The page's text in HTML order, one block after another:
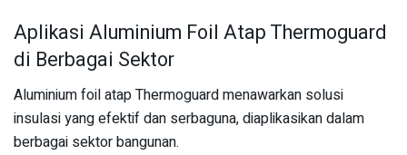
Aplikasi Aluminium Foil Atap Thermoguard
di Berbagai Sektor
Aluminium foil atap Thermoguard menawarkan solusi
insulasi yang efektif dan serbaguna, diaplikasikan dalam
berbagai sektor bangunan.